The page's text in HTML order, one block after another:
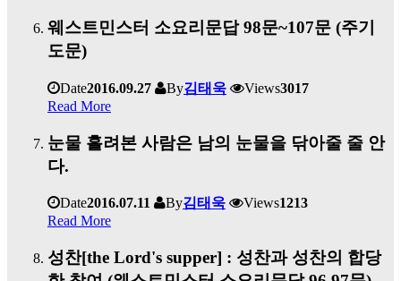
웨스트민스터 소요리문답 98문~107문 (주기
도문)
Date2016.09.27 By김태욱 Views3017
Read More
눈물 흘려본 사람은 남의 눈물을 닦아줄 줄 안
다.
Date2016.07.11 By김태욱 Views1213
Read More
성찬[the Lord's supper] : 성찬과 성찬의 합당